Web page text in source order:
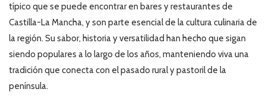
típico que se puede encontrar en bares y restaurantes de
Castilla-La Mancha, y son parte esencial de la cultura culinaria de
la región. Su sabor, historia y versatilidad han hecho que sigan
siendo populares a lo largo de los años, manteniendo viva una
tradición que conecta con el pasado rural y pastoril de la
península.